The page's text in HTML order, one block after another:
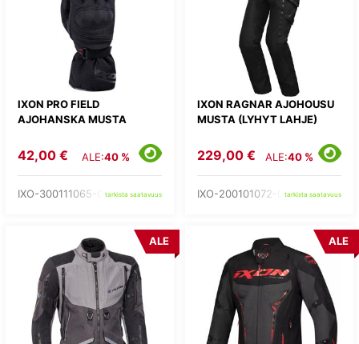
IXON PRO FIELD
AJOHANSKA MUSTA
42,00 € ALE:40 %
IXO-300111065-01-tarkista saatavuus
IXON RAGNAR AJOHOUSU
MUSTA (LYHYT LAHJE)
229,00 € ALE:40 %
IXO-200101072-01-tarkista saatavuus
ALE ALE